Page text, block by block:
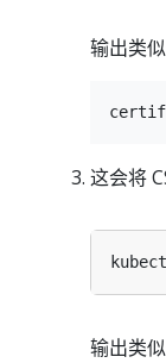
输出类似
这会将
输出类似